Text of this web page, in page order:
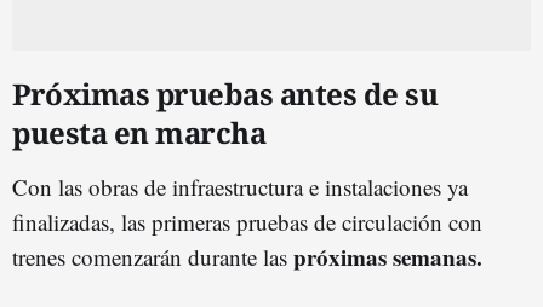
Próximas pruebas antes de su
puesta en marcha
Con las obras de infraestructura e instalaciones ya
finalizadas, las primeras pruebas de circulación con
trenes comenzarán durante las próximas semanas.